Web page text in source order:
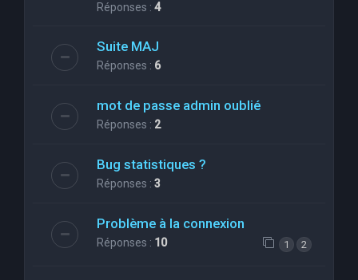
Réponses : 4
Suite MAJ
Réponses : 6
mot de passe admin oublié
Réponses : 2
Bug statistiques ?
Réponses : 3
Problème à la connexion
Réponses : 10 1 2